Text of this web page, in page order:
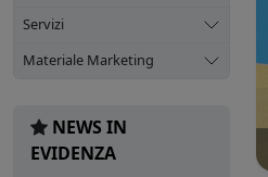
Servizi
Materiale Marketing
NEWS IN
EVIDENZA